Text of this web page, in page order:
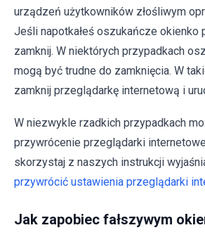
urządzeń użytkowników złośliwym
Jeśli napotkałeś oszukańcze okienko
zamknij. W niektórych przypadkach
mogą być trudne do zamknięcia. W
zamknij przeglądarkę internetową i
W niezwykle rzadkich przypadkach
przywrócenie przeglądarki
skorzystaj z naszych instrukcji
przywrócić ustawienia przeglądarki
Jak zapobiec fałszywym